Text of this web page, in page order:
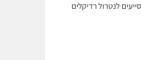
לנטרול רדיקלים